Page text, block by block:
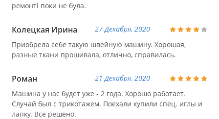
ремонті поки не була.
Колецкая Ирина
27 Декабря, 2020
Приобрела себе такую швейную машину. Хорошая,
разные ткани прошивала, отлично, справилась.
Роман
21 Декабря, 2020
Машина у нас будет уже - 2 года. Хорошо работает.
Случай был с трикотажем. Поехали купили спец. иглы и
лапку. Всё решено.